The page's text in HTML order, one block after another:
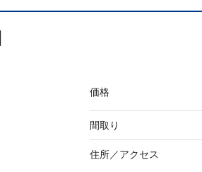
価格
間取り
住所／アクセス